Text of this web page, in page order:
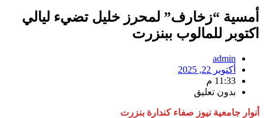
أمسية “زخارف” لمحرز خليل تضيء ليالي
اكتوبر للمالوب ببنزرت
admin
أكتوبر 22, 2025
11:33 م
بدون تعليق
أنوار جامعية نيوز صفاء كندارة بنزرت